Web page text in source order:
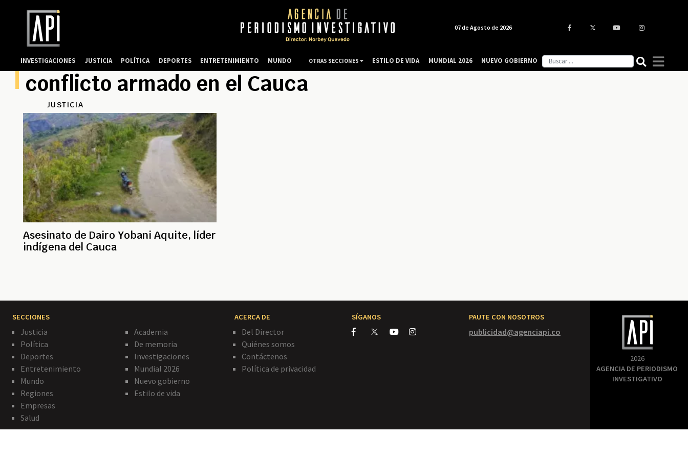
conflicto armado en el Cauca
JUSTICIA
Asesinato de Dairo Yobani Aquite, líder
indígena del Cauca
SECCIONES
Justicia
Política
Deportes
Entretenimiento
Mundo
Regiones
Empresas
Salud
Academia
De memoria
Investigaciones
Mundial 2026
Nuevo gobierno
Estilo de vida
ACERCA DE
Del Director
Quiénes somos
Contáctenos
Política de privacidad
SÍGANOS PAUTE CON NOSOTROS
publicidad@agenciapi.co
2026
AGENCIA DE PERIODISMO
INVESTIGATIVO
07 de Agosto de 2026
INVESTIGACIONES JUSTICIA POLÍTICA DEPORTES ENTRETENIMIENTO MUNDO OTRAS SECCIONES ESTILO DE VIDA MUNDIAL 2026 NUEVO GOBIERNO